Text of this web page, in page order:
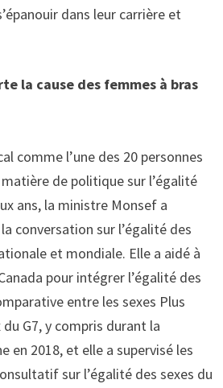
dans leur carrière et
la cause des femmes à bras
comme l’une des 20 personnes
de politique sur l’égalité
ans, la ministre Monsef a
conversation sur l’égalité des
et mondiale. Elle a aidé à
pour intégrer l’égalité des
entre les sexes Plus
G7, y compris durant la
en 2018, et elle a supervisé les
sur l’égalité des sexes du